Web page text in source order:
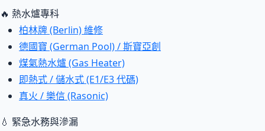
🔥 熱水爐專科
柏林牌 (Berlin) 維修
德國寶 (German Pool) / 斯寶亞創
煤氣熱水爐 (Gas Heater)
即熱式 / 儲水式 (E1/E3 代碼)
真火 / 樂信 (Rasonic)
💧 緊急水務與滲漏